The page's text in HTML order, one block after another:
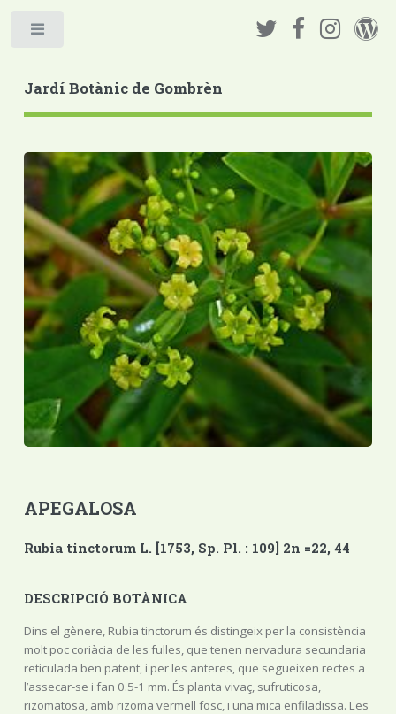
Jardí Botànic de Gombrèn
APEGALOSA
Rubia tinctorum L. [1753, Sp. Pl. : 109] 2n =22, 44
DESCRIPCIÓ BOTÀNICA
Dins el gènere, Rubia tinctorum és distingeix per la consistència
molt poc coriàcia de les fulles, que tenen nervadura secundaria
reticulada ben patent, i per les anteres, que segueixen rectes a
l’assecar-se i fan 0.5-1 mm. És planta vivaç, sufruticosa,
rizomatosa, amb rizoma vermell fosc, i una mica enfiladissa. Les